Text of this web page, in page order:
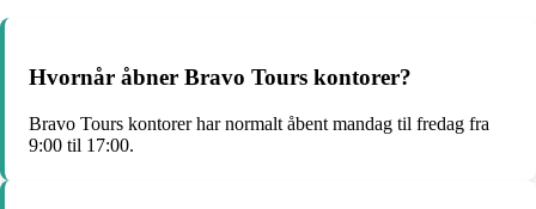
Hvornår åbner Bravo Tours kontorer?
Bravo Tours kontorer har normalt åbent mandag til fredag fra
9:00 til 17:00.